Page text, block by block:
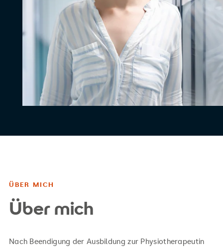
ÜBER MICH
Über mich
Nach Beendigung der Ausbildung zur Physiotherapeutin